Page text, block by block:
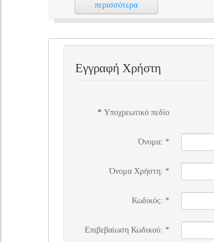
περισσότερα
Εγγραφή Χρήστη
* Υποχρεωτικό πεδίο
Όνομα: *
Όνομα Χρήστη: *
Κωδικός: *
Επιβεβαίωση Κωδικού: *